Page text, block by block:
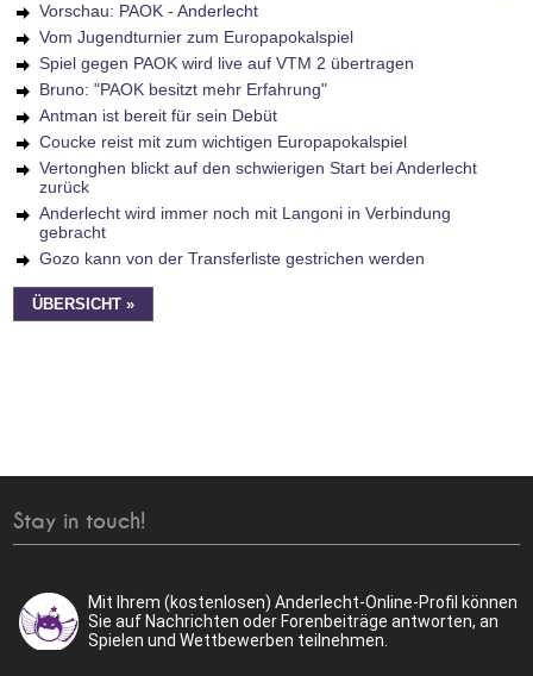
Vorschau: PAOK - Anderlecht
Vom Jugendturnier zum Europapokalspiel
Spiel gegen PAOK wird live auf VTM 2 übertragen
Bruno: "PAOK besitzt mehr Erfahrung"
Antman ist bereit für sein Debüt
Coucke reist mit zum wichtigen Europapokalspiel
Vertonghen blickt auf den schwierigen Start bei Anderlecht
zurück
Anderlecht wird immer noch mit Langoni in Verbindung
gebracht
Gozo kann von der Transferliste gestrichen werden
ÜBERSICHT »
Stay in touch!
Mit Ihrem (kostenlosen) Anderlecht-Online-Profil können
Sie auf Nachrichten oder Forenbeiträge antworten, an
Spielen und Wettbewerben teilnehmen.